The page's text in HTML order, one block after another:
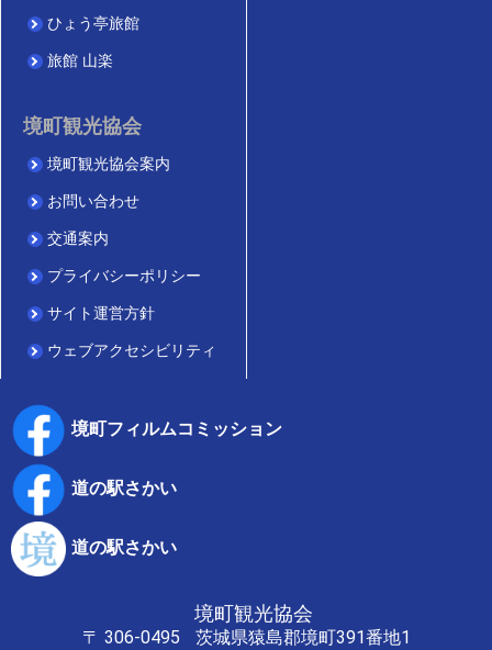
ひょう亭旅館
旅館 山楽
境町観光協会
境町観光協会案内
お問い合わせ
交通案内
プライバシーポリシー
サイト運営方針
ウェブアクセシビリティ
境町フィルムコミッション
道の駅さかい
道の駅さかい
境町観光協会
〒 306-0495 茨城県猿島郡境町391番地1